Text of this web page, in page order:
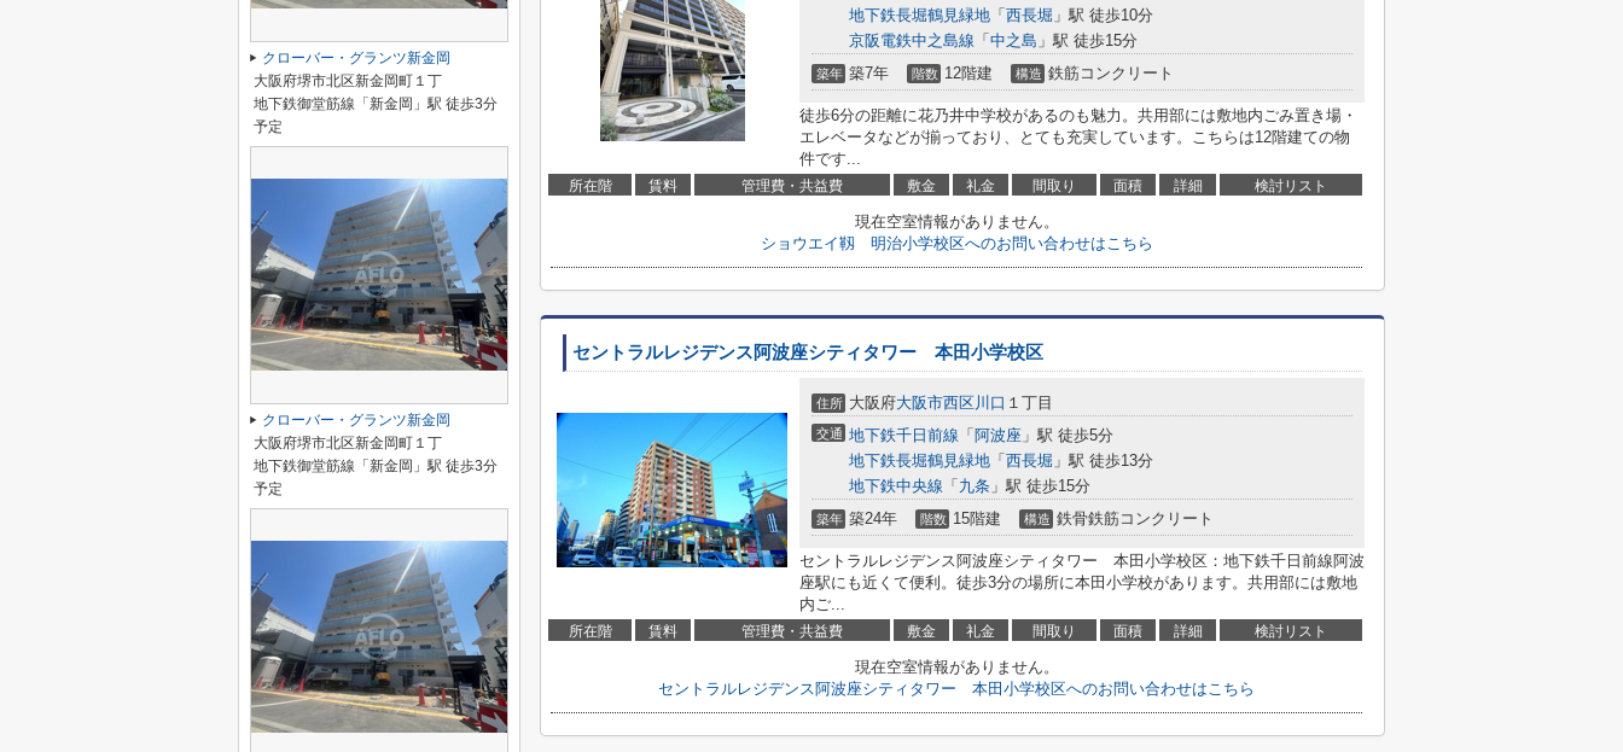
地下鉄長堀鶴見緑地 「 西長堀 」駅 徒歩10分
京阪電鉄中之島線 「 中之島 」駅 徒歩15分
築年 築7年 階数 12階建 構造 鉄筋コンクリート
徒歩6分の距離に花乃井中学校があるのも魅力。共用部には敷地内ごみ置き場・
エレベータなどが揃っており、とても充実しています。こちらは12階建ての物
件です...
所在階 賃料 管理費・共益費 敷金 礼金 間取り 面積 詳細 検討リスト
現在空室情報がありません。
ショウエイ靱 明治小学校区へのお問い合わせはこちら
セントラルレジデンス阿波座シティタワー 本田小学校区
住所 大阪府大阪市西区川口 １丁目
交通 地下鉄千日前線 「 阿波座 」駅 徒歩5分
地下鉄長堀鶴見緑地 「 西長堀 」駅 徒歩13分
地下鉄中央線 「 九条 」駅 徒歩15分
築年 築24年 階数 15階建 構造 鉄骨鉄筋コンクリート
セントラルレジデンス阿波座シティタワー 本田小学校区：地下鉄千日前線阿波
座駅にも近くて便利。徒歩3分の場所に本田小学校があります。共用部には敷地
内ご...
所在階 賃料 管理費・共益費 敷金 礼金 間取り 面積 詳細 検討リスト
現在空室情報がありません。
セントラルレジデンス阿波座シティタワー 本田小学校区へのお問い合わせはこちら
クローバー・グランツ新金岡
大阪府堺市北区新金岡町１丁
地下鉄御堂筋線「新金岡」駅 徒歩3分
予定
クローバー・グランツ新金岡
大阪府堺市北区新金岡町１丁
地下鉄御堂筋線「新金岡」駅 徒歩3分
予定